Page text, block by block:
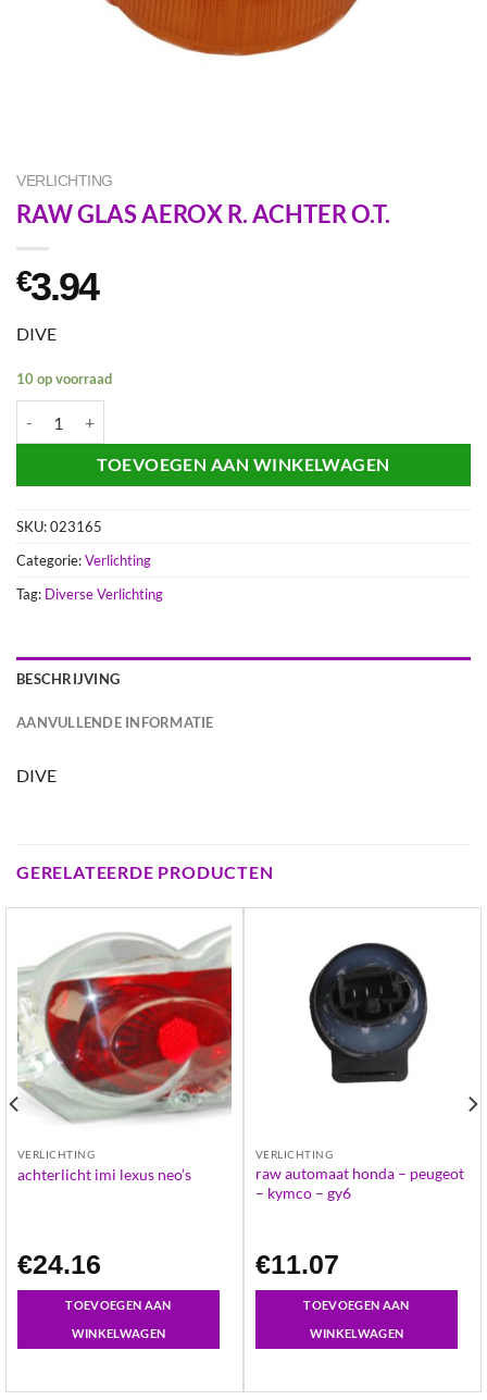
VERLICHTING
RAW GLAS AEROX R. ACHTER O.T.
€3.94
DIVE
10 op voorraad
TOEVOEGEN AAN WINKELWAGEN
SKU:023165
Categorie:Verlichting
Tag: Diverse Verlichting
BESCHRIJVING
AANVULLENDE INFORMATIE
DIVE
GERELATEERDE PRODUCTEN
VERLICHTING
achterlicht imi lexus neo’s
€24.16
TOEVOEGEN AAN
WINKELWAGEN
VERLICHTING
raw automaat honda – peugeot
– kymco – gy6
€11.07
TOEVOEGEN AAN
WINKELWAGEN